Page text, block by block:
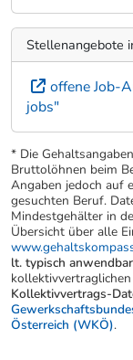
Stellenangebote
offene Job-
jobs"
* Die
Bruttolöhnen beim
Angaben jedoch auf
gesuchten Beruf.
Mindestgehälter in
Übersicht über alle
lt. typisch
kollektivvertraglichen
Kollektivvertrags-
Österreich (WKÖ).